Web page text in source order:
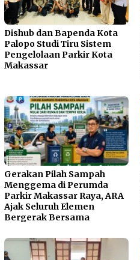
Dishub dan Bapenda Kota
Palopo Studi Tiru Sistem
Pengelolaan Parkir Kota
Makassar
Gerakan Pilah Sampah
Menggema di Perumda
Parkir Makassar Raya, ARA
Ajak Seluruh Elemen
Bergerak Bersama